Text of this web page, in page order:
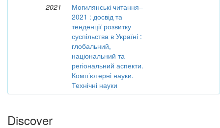
2021
Могилянські читання–
2021 : досвід та
тенденції розвитку
суспільства в Україні :
глобальний,
національний та
регіональний аспекти.
Комп’ютерні науки.
Технічні науки
Discover